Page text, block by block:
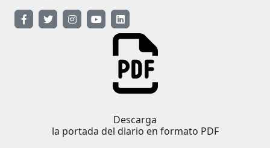
Descarga
la portada del diario en formato PDF